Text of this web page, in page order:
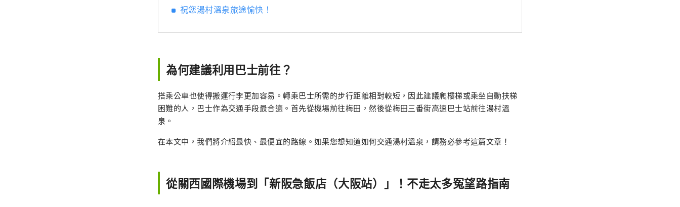
祝您湯村溫泉旅途愉快！
為何建議利用巴士前往？
搭乘公車也使得搬運行李更加容易。轉乘巴士所需的步行距離相對較短，因此建議爬樓梯或乘坐自動扶梯
困難的人，巴士作為交通手段最合適。首先從機場前往梅田，然後從梅田三番街高速巴士站前往湯村溫
泉。
在本文中，我們將介紹最快、最便宜的路線。如果您想知道如何交通湯村溫泉，請務必參考這篇文章！
從關西國際機場到「新阪急飯店（大阪站）」！不走太多冤望路指南